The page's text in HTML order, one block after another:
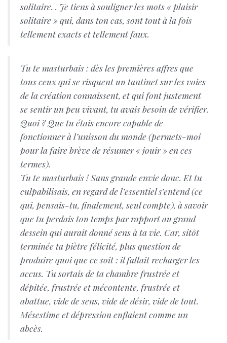
solitaire. . Je tiens à souligner les mots « plaisir
solitaire » qui, dans ton cas, sont tout à la fois
tellement exacts et tellement faux.
Tu te masturbais : dès les premières affres que
tous ceux qui se risquent un tantinet sur les voies
de la création connaissent, et qui font justement
se sentir un peu vivant, tu avais besoin de vérifier.
Quoi ? Que tu étais encore capable de
fonctionner à l’unisson du monde (permets-moi
pour la faire brève de résumer « jouir » en ces
termes).
Tu te masturbais ! Sans grande envie donc. Et tu
culpabilisais, en regard de l’essentiel s’entend (ce
qui, pensais-tu, finalement, seul compte), à savoir
que tu perdais ton temps par rapport au grand
dessein qui aurait donné sens à ta vie. Car, sitôt
terminée ta piètre félicité, plus question de
produire quoi que ce soit : il fallait recharger les
accus. Tu sortais de ta chambre frustrée et
dépitée, frustrée et mécontente, frustrée et
abattue, vide de sens, vide de désir, vide de tout.
Mésestime et dépression enflaient comme un
abcès.